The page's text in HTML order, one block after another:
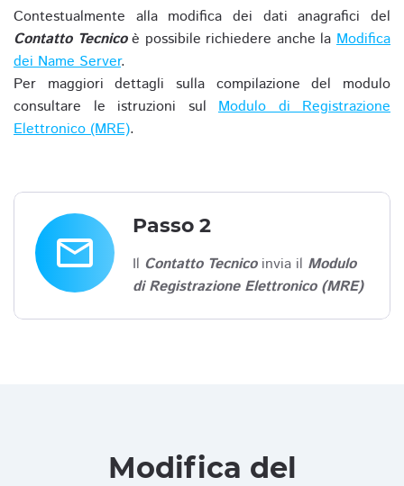
Contestualmente alla modifica dei dati anagrafici del
Contatto Tecnicoè possibile richiedere anche laModifica
dei Name Server.
Per maggiori dettagli sulla compilazione del modulo
consultare le istruzioni sul Modulo di Registrazione
Elettronico (MRE).
email
Passo 2
Il Contatto Tecnicoinvia il Modulo
di Registrazione Elettronico (MRE)
Modifica del